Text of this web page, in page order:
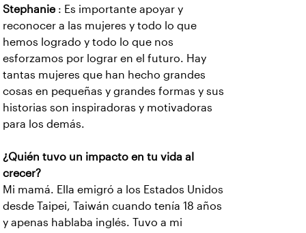
Stephanie : Es importante apoyar y
reconocer a las mujeres y todo lo que
hemos logrado y todo lo que nos
esforzamos por lograr en el futuro. Hay
tantas mujeres que han hecho grandes
cosas en pequeñas y grandes formas y sus
historias son inspiradoras y motivadoras
para los demás.
¿Quién tuvo un impacto en tu vida al
crecer?
Mi mamá. Ella emigró a los Estados Unidos
desde Taipei, Taiwán cuando tenía 18 años
y apenas hablaba inglés. Tuvo a mi